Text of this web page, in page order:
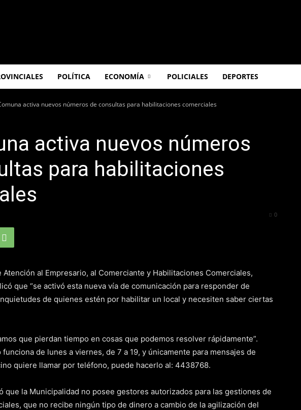
POLÍTICA ECONOMÍA POLICIALES DEPORTES
activa nuevos números de consultas para habilitaciones comerciales
activa nuevos números
para habilitaciones
0
al Empresario, al Comerciante y Habilitaciones Comerciales,
que “se activó esta nueva vía de comunicación para responder de
de quienes estén por habilitar un local y necesiten saber ciertas
que pierdan tiempo en cosas que podemos resolver rápidamente”.
de lunes a viernes, de 7 a 19, y únicamente para mensajes de
quiere llamar por teléfono, puede hacerlo al: 4438768.
que la Municipalidad no posee gestores autorizados para las gestiones de
que no recibe ningún tipo de dinero a cambio de la agilización del